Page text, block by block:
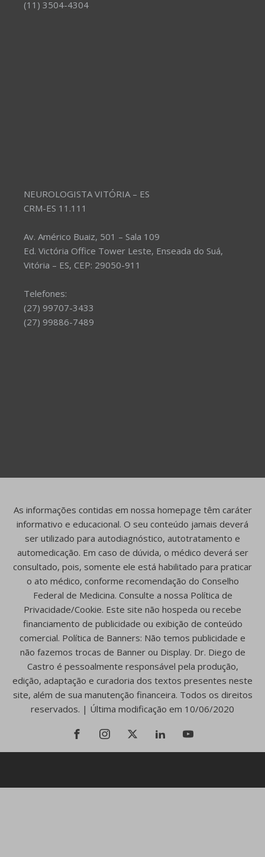
(11) 3504-4304
NEUROLOGISTA VITÓRIA – ES
CRM-ES 11.111
Av. Américo Buaiz, 501 – Sala 109
Ed. Victória Office Tower Leste, Enseada do Suá,
Vitória – ES, CEP: 29050-911
Telefones:
(27) 99707-3433
(27) 99886-7489
As informações contidas em nossa homepage têm caráter
informativo e educacional. O seu conteúdo jamais deverá
ser utilizado para autodiagnóstico, autotratamento e
automedicação. Em caso de dúvida, o médico deverá ser
consultado, pois, somente ele está habilitado para praticar
o ato médico, conforme recomendação do Conselho
Federal de Medicina. Consulte a nossa Política de
Privacidade/Cookie. Este site não hospeda ou recebe
financiamento de publicidade ou exibição de conteúdo
comercial. Política de Banners: Não temos publicidade e
não fazemos trocas de Banner ou Display. Dr. Diego de
Castro é pessoalmente responsável pela produção,
edição, adaptação e curadoria dos textos presentes neste
site, além de sua manutenção financeira. Todos os direitos
reservados. | Última modificação em 10/06/2020